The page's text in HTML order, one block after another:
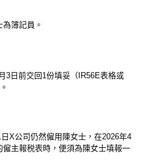
簿記員。
3日前交回1份填妥（IR56E表格或
X公司仍然僱用陳女士，在2026年4
僱主報税表時，便須為陳女士填報一